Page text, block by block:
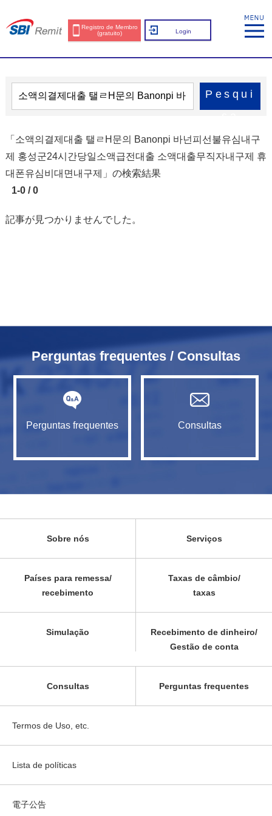
Registro de Membro
(gratuito)
Login
Pesqui
「소액의결제대출 탤ㄹH문의 Banonpi 바넌피선불유심내구
제 홍성군24시간당일소액급전대출 소액대출무직자내구제 휴
대폰유심비대면내구제」の検索結果
1-0 / 0
記事が見つかりませんでした。
Perguntas frequentes / Consultas
Perguntas frequentes Consultas
Sobre nós Serviços
Países para remessa/
recebimento
Taxas de câmbio/
taxas
Simulação
Recebimento de dinheiro/
Gestão de conta
Consultas Perguntas frequentes
Termos de Uso, etc.
Lista de políticas
電子公告